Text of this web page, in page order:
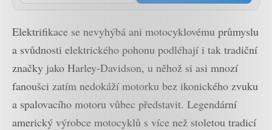
Elektrifikace se nevyhýbá ani motocyklovému průmyslu
a svůdnosti elektrického pohonu podléhají i tak tradiční
značky jako Harley-Davidson, u něhož si asi mnozí
fanoušci zatím nedokáží motorku bez ikonického zvuku
a spalovacího motoru vůbec představit. Legendární
americký výrobce motocyklů s více než stoletou tradicí